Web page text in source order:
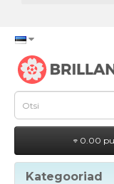
0.00
Kategooriad